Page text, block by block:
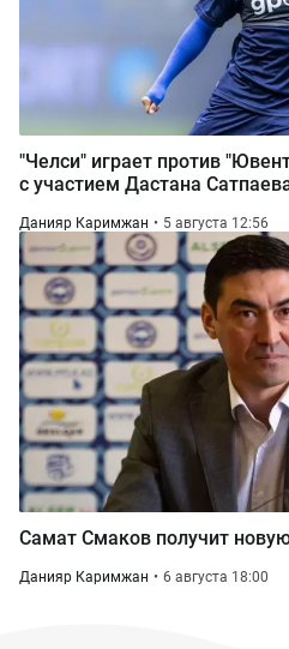
"Челси" играет против
с участием Дастана
Данияр Каримжан 5 августа 12:56
Самат Смаков получит
Данияр Каримжан 6 августа 18:00